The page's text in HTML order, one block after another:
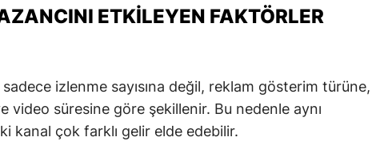
ETKILEYEN FAKTÖRLER
sadece izlenme sayısına değil, reklam gösterim türüne,
video süresine göre şekillenir. Bu nedenle aynı
kanal çok farklı gelir elde edebilir.